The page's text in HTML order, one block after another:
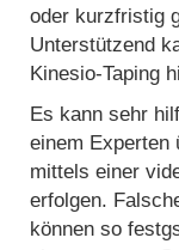
oder kurzfristig
Unterstützend
Kinesio-Taping
Es kann sehr
einem Experten
mittels einer
erfolgen.
können so